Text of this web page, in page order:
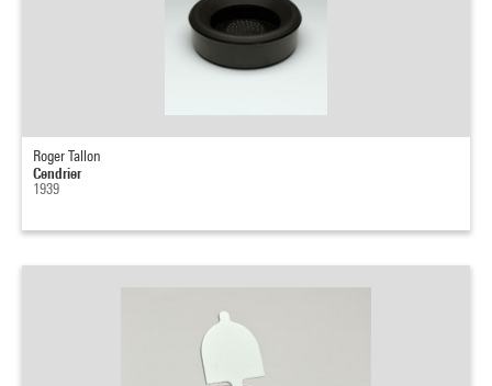
Roger Tallon
Cendrier
1939